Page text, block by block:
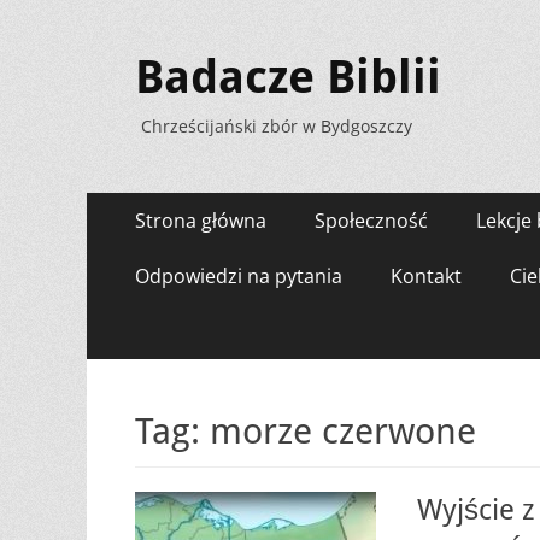
Badacze Biblii
Chrześcijański zbór w Bydgoszczy
Menu
zawartości
Strona główna Społeczność
Odpowiedzi na pytania Kontakt
Tag: morze czerwone
Wyjście